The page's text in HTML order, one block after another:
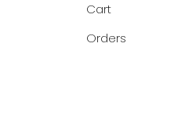
Cart
Orders